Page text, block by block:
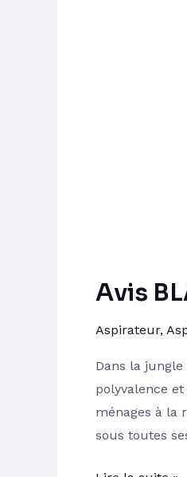
Avis
Aspirateur,
Dans la jungle
polyvalence
ménages à la
sous toutes